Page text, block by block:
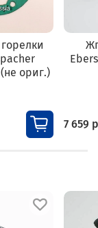
ориг.)
7 659